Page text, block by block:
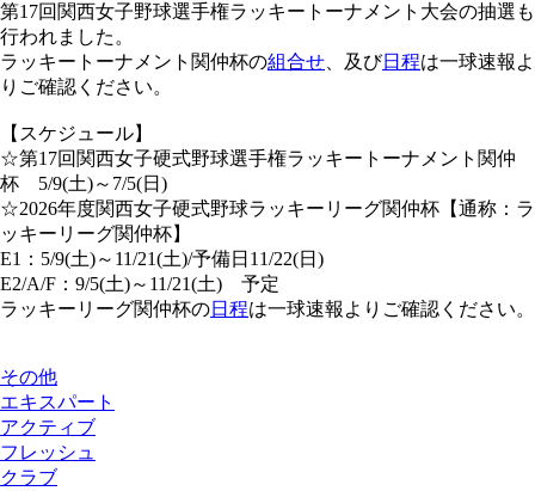
第17回関西女子野球選手権ラッキートーナメント大会の抽選も
行われました。
ラッキートーナメント関仲杯の組合せ 、及び日程は一球速報よ
りご確認ください。
【スケジュール】
☆第17回関西女子硬式野球選手権ラッキートーナメント関仲
杯 5/9(土)～7/5(日)
☆2026年度関西女子硬式野球ラッキーリーグ関仲杯【通称：ラ
ッキーリーグ関仲杯】
E1：5/9(土)～11/21(土)/予備日11/22(日)
E2/A/F：9/5(土)～11/21(土) 予定
ラッキーリーグ関仲杯の日程は一球速報よりご確認ください。
その他
エキスパート
アクティブ
フレッシュ
クラブ